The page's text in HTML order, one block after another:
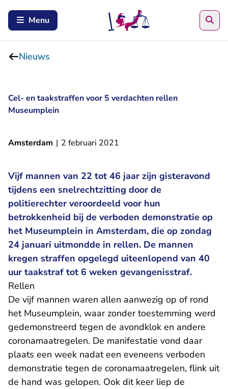
Menu
Nieuws
Cel- en taakstraffen voor 5 verdachten rellen
Museumplein
Amsterdam | 2 februari 2021
Vijf mannen van 22 tot 46 jaar zijn gisteravond
tijdens een snelrechtzitting door de
politierechter veroordeeld voor hun
betrokkenheid bij de verboden demonstratie op
het Museumplein in Amsterdam, die op zondag
24 januari uitmondde in rellen. De mannen
kregen straffen opgelegd uiteenlopend van 40
uur taakstraf tot 6 weken gevangenisstraf.
Rellen
De vijf mannen waren allen aanwezig op of rond
het Museumplein, waar zonder toestemming werd
gedemonstreerd tegen de avondklok en andere
coronamaatregelen. De manifestatie vond daar
plaats een week nadat een eveneens verboden
demonstratie tegen de coronamaatregelen, flink uit
de hand was gelopen. Ook dit keer liep de